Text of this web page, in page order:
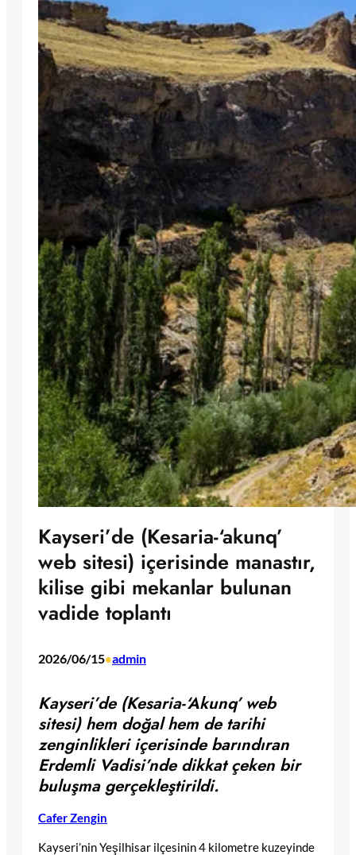
Kayseri’de (Kesaria-‘akunq’
web sitesi) içerisinde manastır,
kilise gibi mekanlar bulunan
vadide toplantı
2026/06/15•admin
Kayseri’de (Kesaria-‘Akunq’ web
sitesi) hem doğal hem de tarihi
zenginlikleri içerisinde barındıran
Erdemli Vadisi’nde dikkat çeken bir
buluşma gerçekleştirildi.
Cafer Zengin
Kayseri’nin Yeşilhisar ilçesinin 4 kilometre kuzeyinde